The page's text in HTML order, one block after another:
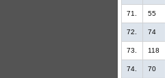
71.
55
72.
74
73.
118
74.
70